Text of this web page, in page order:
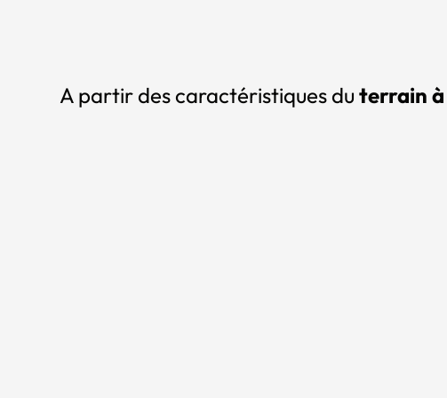
A partir des caractéristiques du terrain